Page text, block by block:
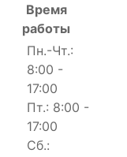
Время
работы
Пн.-Чт.:
8:00 -
17:00
Пт.: 8:00 -
17:00
Сб.: